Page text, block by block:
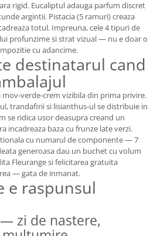
rigid. Eucaliptul adauga parfum discret
argintii. Pistacia (5 ramuri) creaza
totul. Impreuna, cele 4 tipuri de
profunzime si strat vizual — nu e doar o
cu adancime.
destinatarul cand
verde-crem vizibila din prima privire.
trandafirii si lisianthus-ul se distribuie in
se ridica usor deasupra creand un
incadreaza baza cu frunze late verzi.
cu numarul de componente — 7
generoasa dau un buchet cu volum
Fleurange si felicitarea gratuita
— gata de inmanat.
e raspunsul
zi de nastere,